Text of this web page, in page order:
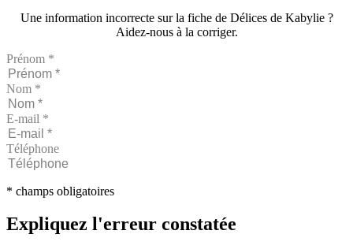
Une information incorrecte sur la fiche de Délices de Kabylie ?
Aidez-nous à la corriger.
Prénom *
Nom *
E-mail *
Téléphone
* champs obligatoires
Expliquez l'erreur constatée